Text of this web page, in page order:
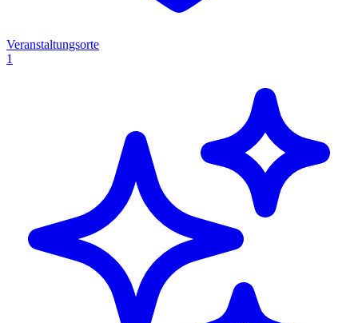
Veranstaltungsorte
1